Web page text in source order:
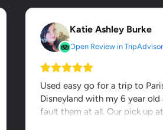
Katie Ashley Burke
Open Review in TripAdvisor
Used easy go for a trip to
Disneyland with my 6 year old
fault them at all. Our pick up